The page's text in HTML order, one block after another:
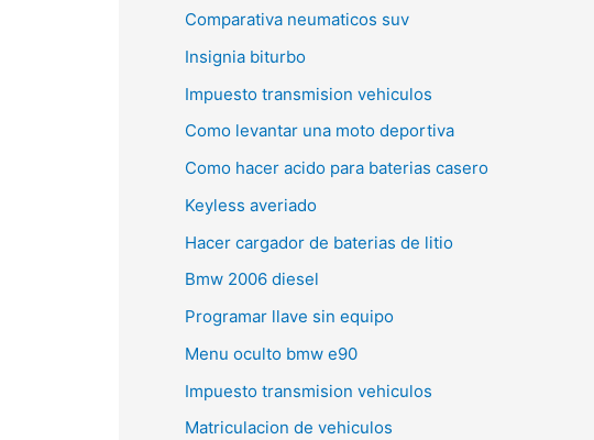
Comparativa neumaticos suv
Insignia biturbo
Impuesto transmision vehiculos
Como levantar una moto deportiva
Como hacer acido para baterias casero
Keyless averiado
Hacer cargador de baterias de litio
Bmw 2006 diesel
Programar llave sin equipo
Menu oculto bmw e90
Impuesto transmision vehiculos
Matriculacion de vehiculos